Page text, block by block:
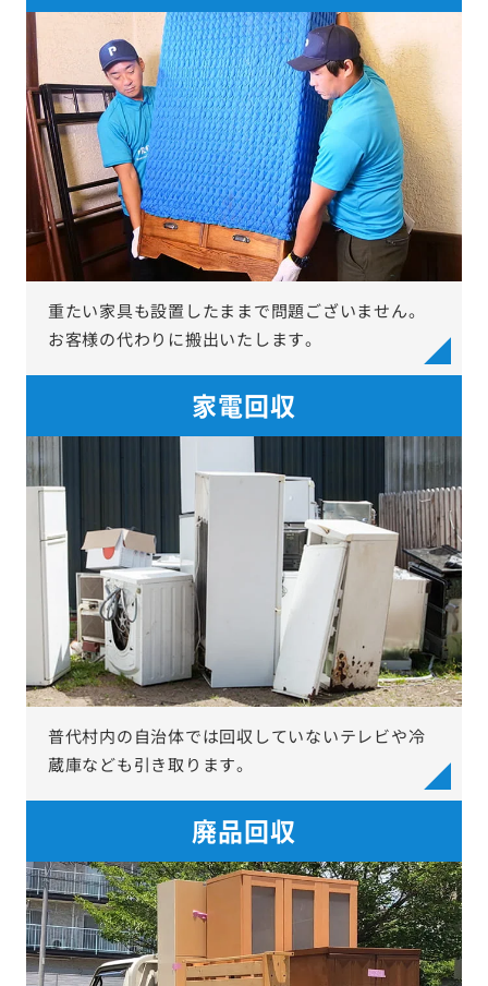
重たい家具も設置したままで問題ございません。
お客様の代わりに搬出いたします。
家電回収
普代村内の自治体では回収していないテレビや冷
蔵庫なども引き取ります。
廃品回収